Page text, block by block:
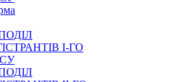
І-ГО